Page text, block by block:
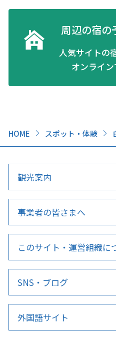
HOME スポット・体験
周辺の宿の
人気サイトの
オンライ
観光案内
事業者の皆さまへ
このサイト・運営組織に
SNS・ブログ
外国語サイト